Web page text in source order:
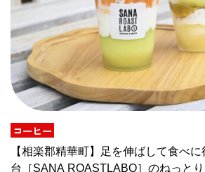
コーヒー
【相楽郡精華町】足を伸ばして食べ
台［SANA ROASTLABO］のねっと